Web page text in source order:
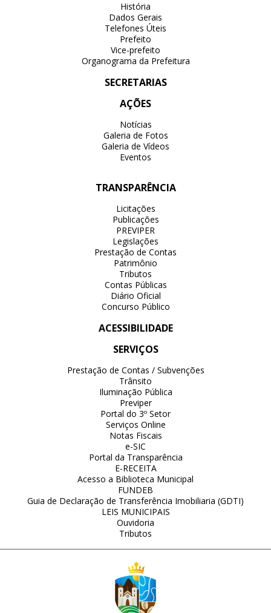
História
Dados Gerais
Telefones Úteis
Prefeito
Vice-prefeito
Organograma da Prefeitura
SECRETARIAS
AÇÕES
Notícias
Galeria de Fotos
Galeria de Vídeos
Eventos
TRANSPARÊNCIA
Licitações
Publicações
PREVIPER
Legislações
Prestação de Contas
Patrimônio
Tributos
Contas Públicas
Diário Oficial
Concurso Público
ACESSIBILIDADE
SERVIÇOS
Prestação de Contas / Subvenções
Trânsito
Iluminação Pública
Previper
Portal do 3º Setor
Serviços Online
Notas Fiscais
e-SIC
Portal da Transparência
E-RECEITA
Acesso a Biblioteca Municipal
FUNDEB
Guia de Declaração de Transferência Imobiliaria (GDTI)
LEIS MUNICIPAIS
Ouvidoria
Tributos